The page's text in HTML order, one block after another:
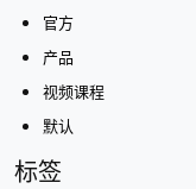
官方
产品
视频课程
默认
标签